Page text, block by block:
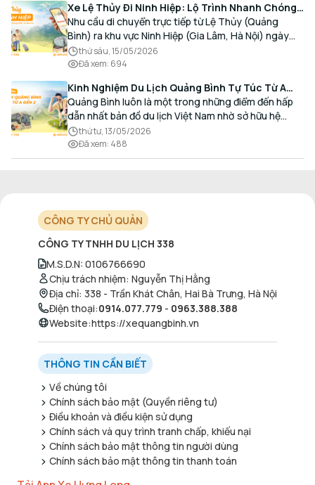
Xe Lệ Thủy Đi Ninh Hiệp: Lộ Trình Nhanh Chóng,
Đón Trả Tận Nơi
Nhu cầu di chuyển trực tiếp từ Lệ Thủy (Quảng
Bình) ra khu vực Ninh Hiệp (Gia Lâm, Hà Nội) ngày
càng gia tăng, đặc biệt đối với các hành khách có
nhu cầu giao thương, kinh doanh và mua sắm.
thứ sáu, 15/05/2026
Đã xem: 694
Kinh Nghiệm Du Lịch Quảng Bình Tự Túc Từ A
Đến Z Chi Tiết Nhất
Quảng Bình luôn là một trong những điểm đến hấp
dẫn nhất bản đồ du lịch Việt Nam nhờ sở hữu hệ
thống hang động kỳ vĩ, những bãi biển hoang sơ và
nét ẩm thực đậm đà bản sắc.
thứ tư, 13/05/2026
Đã xem: 488
CÔNG TY CHỦ QUẢN
CÔNG TY TNHH DU LỊCH 338
M.S.D.N: 0106766690
Chịu trách nhiệm: Nguyễn Thị Hằng
Địa chỉ: 338 - Trần Khát Chân, Hai Bà Trưng, Hà Nội
Điện thoại:0914.077.779 - 0963.388.388
Website:https://xequangbinh.vn
THÔNG TIN CẦN BIẾT
Về chúng tôi
Chính sách bảo mật (Quyền riêng tư)
Điều khoản và điều kiện sử dụng
Chính sách và quy trình tranh chấp, khiếu nại
Chính sách bảo mật thông tin người dùng
Chính sách bảo mật thông tin thanh toán